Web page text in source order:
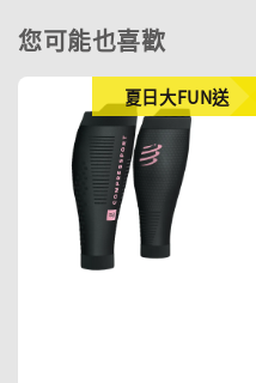
您可能也喜歡
夏日大FUN送